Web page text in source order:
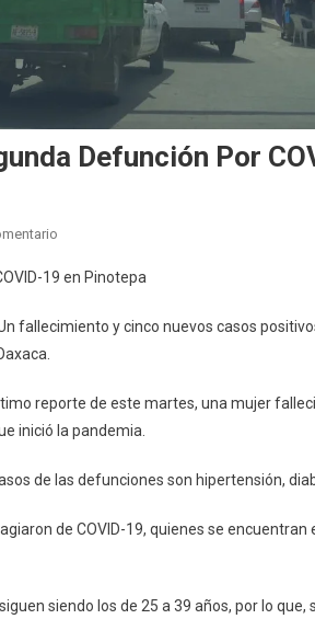
Defunción Por
Septiembre
Defunción
19
En
19 en Pinotepa
fallecimiento y cinco nuevos casos
reporte de este martes, una mujer
inició la pandemia.
de las defunciones son hipertensión,
de COVID-19, quienes se
siendo los de 25 a 39 años, por lo